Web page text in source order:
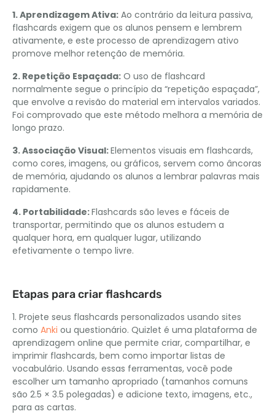
1. Aprendizagem Ativa: Ao contrário da leitura passiva,
flashcards exigem que os alunos pensem e lembrem
ativamente, e este processo de aprendizagem ativo
promove melhor retenção de memória.
2. Repetição Espaçada: O uso de flashcard
normalmente segue o princípio da “repetição espaçada”,
que envolve a revisão do material em intervalos variados.
Foi comprovado que este método melhora a memória de
longo prazo.
3. Associação Visual:Elementos visuais em flashcards,
como cores, imagens, ou gráficos, servem como âncoras
de memória, ajudando os alunos a lembrar palavras mais
rapidamente.
4. Portabilidade:Flashcards são leves e fáceis de
transportar, permitindo que os alunos estudem a
qualquer hora, em qualquer lugar, utilizando
efetivamente o tempo livre.
Etapas para criar flashcards
1. Projete seus flashcards personalizados usando sites
como Anki ou questionário. Quizlet é uma plataforma de
aprendizagem online que permite criar, compartilhar, e
imprimir flashcards, bem como importar listas de
vocabulário. Usando essas ferramentas, você pode
escolher um tamanho apropriado (tamanhos comuns
são 2.5 × 3.5 polegadas) e adicione texto, imagens, etc.,
para as cartas.